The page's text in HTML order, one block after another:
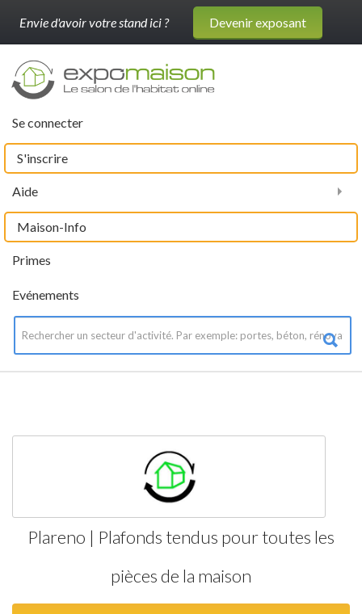
Envie d'avoir votre stand ici ? Devenir exposant
Se connecter
S'inscrire
Aide
Evénements
Primes
Maison-Info
Plareno | Plafonds tendus pour toutes les
pièces de la maison